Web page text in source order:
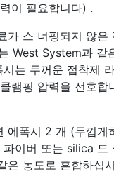
이 필요합니다) .
가 스 너핑되지 않은
West System과 같
는 두꺼운 접착제
램핑 압력을 선호합
에폭시 2 개 (두껍게
이버 또는 silica 드
은 농도로 혼합하십